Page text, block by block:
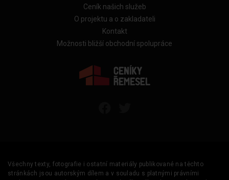
Ceník našich služeb
O projektu a o zakladateli
Kontakt
Možnosti bližší obchodní spolupráce
Všechny texty, fotografie i ostatní materiály publikované na těchto
stránkách jsou autorským dílem a v souladu s platnými právními